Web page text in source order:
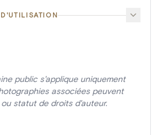
public s'applique uniquement
associées peuvent
statut de droits d'auteur.